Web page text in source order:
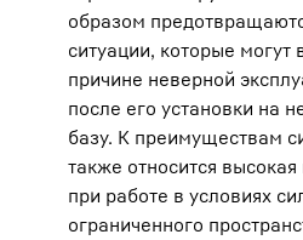
образом
ситуации, которые могут
причине неверной
после его установки на
базу. К преимуществам
также относится высокая
при работе в условиях
ограниченного